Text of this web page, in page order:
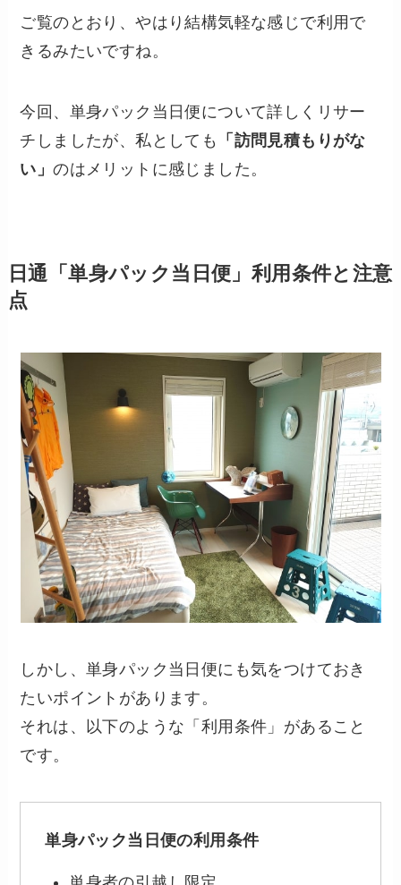
ご覧のとおり、やはり結構気軽な感じで利用で
きるみたいですね。
今回、単身パック当日便について詳しくリサー
チしましたが、私としても
「訪問見積もりがな
い」のはメリットに感じました。
日通「単身パック当日便」利用条件と注意
点
しかし、単身パック当日便にも気をつけておき
たいポイントがあります。
それは、以下のような「利用条件」があること
です。
単身パック当日便の利用条件